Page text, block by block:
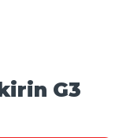
G3